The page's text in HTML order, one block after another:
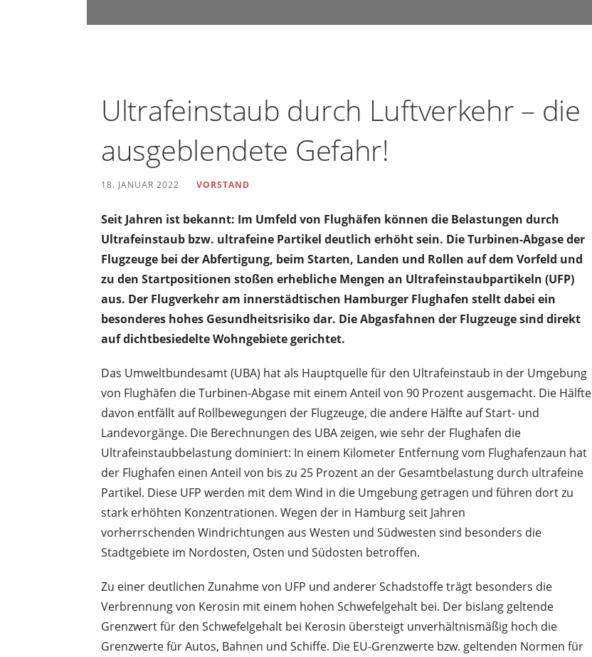
w
l
t
u
f
t
v
e
r
k
e
h
r
Ultrafeinstaub durch Luftverkehr – die
ausgeblendete Gefahr!
18. JANUAR 2022 VORSTAND
Seit Jahren ist bekannt: Im Umfeld von Flughäfen können die Belastungen durch
Ultrafeinstaub bzw. ultrafeine Partikel deutlich erhöht sein. Die Turbinen-Abgase der
Flugzeuge bei der Abfertigung, beim Starten, Landen und Rollen auf dem Vorfeld und
zu den Startpositionen stoßen erhebliche Mengen an Ultrafeinstaubpartikeln (UFP)
aus. Der Flugverkehr am innerstädtischen Hamburger Flughafen stellt dabei ein
besonderes hohes Gesundheitsrisiko dar. Die Abgasfahnen der Flugzeuge sind direkt
auf dichtbesiedelte Wohngebiete gerichtet.
Das Umweltbundesamt (UBA) hat als Hauptquelle für den Ultrafeinstaub in der Umgebung
von Flughäfen die Turbinen-Abgase mit einem Anteil von 90 Prozent ausgemacht. Die Hälfte
davon entfällt auf Rollbewegungen der Flugzeuge, die andere Hälfte auf Start- und
Landevorgänge. Die Berechnungen des UBA zeigen, wie sehr der Flughafen die
Ultrafeinstaubbelastung dominiert: In einem Kilometer Entfernung vom Flughafenzaun hat
der Flughafen einen Anteil von bis zu 25 Prozent an der Gesamtbelastung durch ultrafeine
Partikel. Diese UFP werden mit dem Wind in die Umgebung getragen und führen dort zu
stark erhöhten Konzentrationen. Wegen der in Hamburg seit Jahren
vorherrschenden Windrichtungen aus Westen und Südwesten sind besonders die
Stadtgebiete im Nordosten, Osten und Südosten betroffen.
Zu einer deutlichen Zunahme von UFP und anderer Schadstoffe trägt besonders die
Verbrennung von Kerosin mit einem hohen Schwefelgehalt bei. Der bislang geltende
Grenzwert für den Schwefelgehalt bei Kerosin übersteigt unverhältnismäßig hoch die
Grenzwerte für Autos, Bahnen und Schiffe. Die EU-Grenzwerte bzw. geltenden Normen für